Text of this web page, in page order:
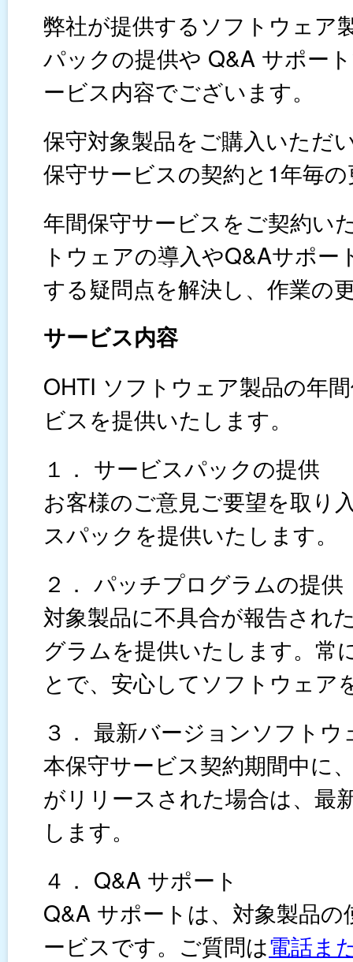
弊社が提供するソフトウェア
パックの提供や Q&A サポー
ービス内容でございます。
保守対象製品をご購入いただ
保守サービスの契約と1年毎
年間保守サービスをご契約い
トウェアの導入やQ&Aサポ
する疑問点を解決し、作業の
サービス内容
OHTI ソフトウェア製品の年
ビスを提供いたします。
１． サービスパックの提供
お客様のご意見ご要望を取り
スパックを提供いたします。
２． パッチプログラムの提供
対象製品に不具合が報告され
グラムを提供いたします。常
とで、安心してソフトウェア
３． 最新バージョンソフトウ
本保守サービス契約期間中に
がリリースされた場合は、最
します。
４． Q&A サポート
Q&A サポートは、対象製品
ービスです。ご質問は電話ま